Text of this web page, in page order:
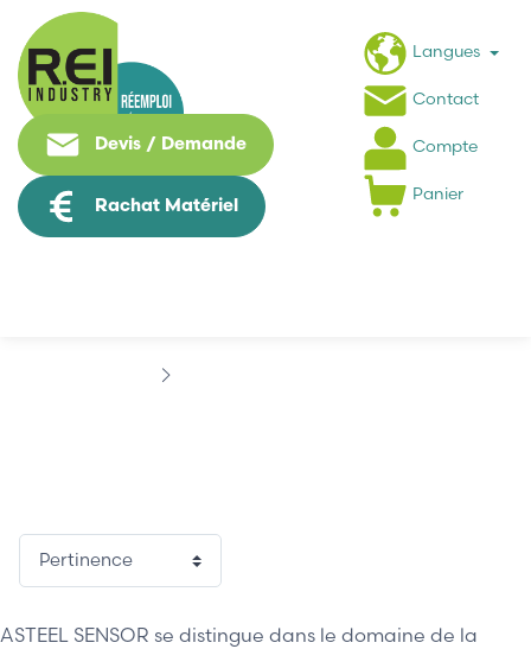
Devis / Demande
Rachat Matériel
Langues
Contact
Compte
Panier
ASTEEL SENSOR se distingue dans le domaine de la